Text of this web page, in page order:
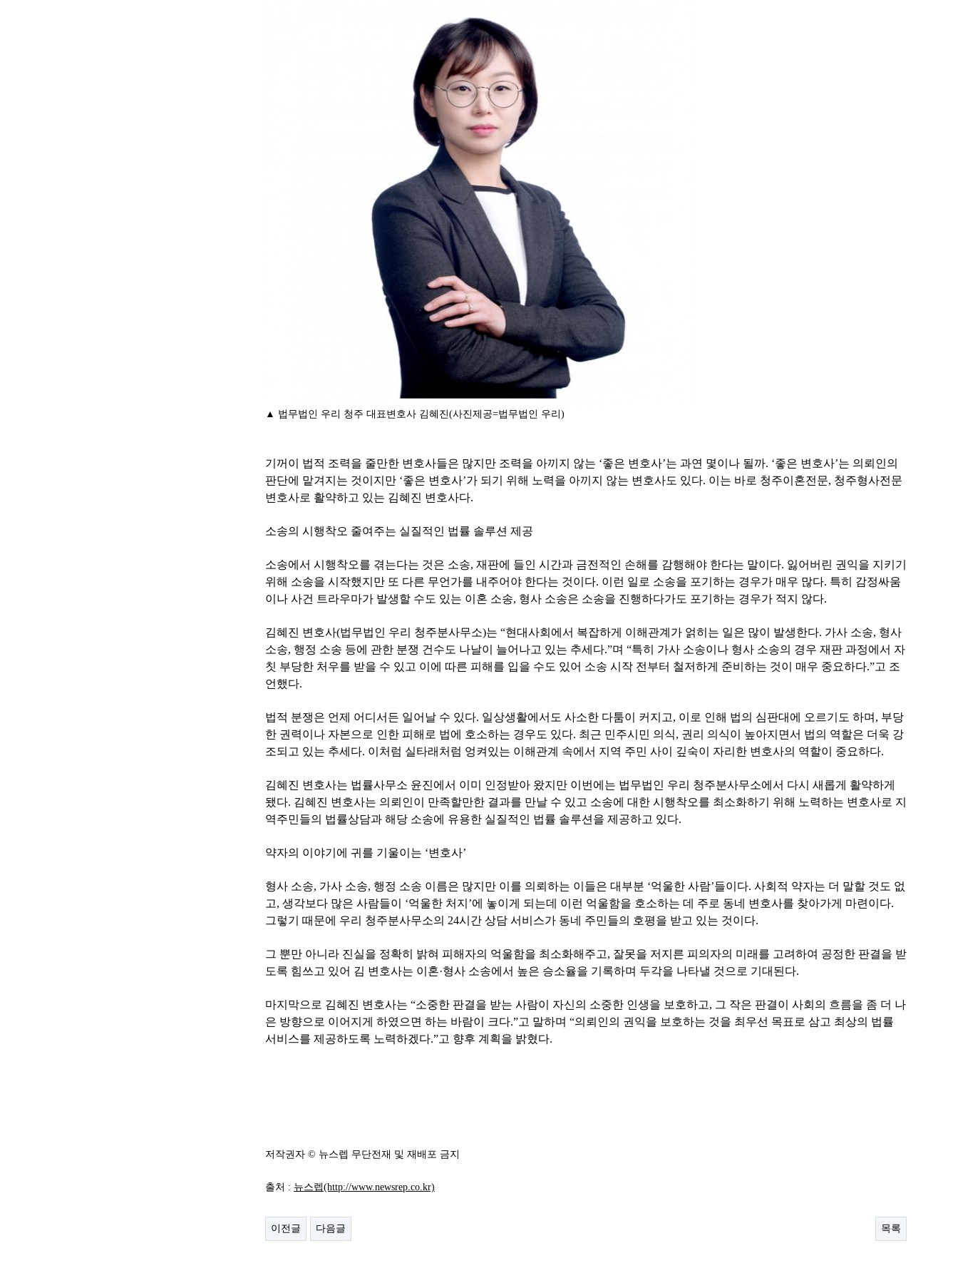
▲ 법무법인 우리 청주 대표변호사 김혜진(사진제공=법무법인 우리)
기꺼이 법적 조력을 줄만한 변호사들은 많지만 조력을 아끼지 않는 ‘좋은 변호사’는 과연 몇이나 될까. ‘좋은 변호사’는 의뢰인의
판단에 맡겨지는 것이지만 ‘좋은 변호사’가 되기 위해 노력을 아끼지 않는 변호사도 있다. 이는 바로 청주이혼전문, 청주형사전문
변호사로 활약하고 있는 김혜진 변호사다.
소송의 시행착오 줄여주는 실질적인 법률 솔루션 제공
소송에서 시행착오를 겪는다는 것은 소송, 재판에 들인 시간과 금전적인 손해를 감행해야 한다는 말이다. 잃어버린 권익을 지키기
위해 소송을 시작했지만 또 다른 무언가를 내주어야 한다는 것이다. 이런 일로 소송을 포기하는 경우가 매우 많다. 특히 감정싸움
이나 사건 트라우마가 발생할 수도 있는 이혼 소송, 형사 소송은 소송을 진행하다가도 포기하는 경우가 적지 않다.
김혜진 변호사(법무법인 우리 청주분사무소)는 “현대사회에서 복잡하게 이해관계가 얽히는 일은 많이 발생한다. 가사 소송, 형사
소송, 행정 소송 등에 관한 분쟁 건수도 나날이 늘어나고 있는 추세다.”며 “특히 가사 소송이나 형사 소송의 경우 재판 과정에서 자
칫 부당한 처우를 받을 수 있고 이에 따른 피해를 입을 수도 있어 소송 시작 전부터 철저하게 준비하는 것이 매우 중요하다.”고 조
언했다.
법적 분쟁은 언제 어디서든 일어날 수 있다. 일상생활에서도 사소한 다툼이 커지고, 이로 인해 법의 심판대에 오르기도 하며, 부당
한 권력이나 자본으로 인한 피해로 법에 호소하는 경우도 있다. 최근 민주시민 의식, 권리 의식이 높아지면서 법의 역할은 더욱 강
조되고 있는 추세다. 이처럼 실타래처럼 엉켜있는 이해관계 속에서 지역 주민 사이 깊숙이 자리한 변호사의 역할이 중요하다.
김혜진 변호사는 법률사무소 윤진에서 이미 인정받아 왔지만 이번에는 법무법인 우리 청주분사무소에서 다시 새롭게 활약하게
됐다. 김혜진 변호사는 의뢰인이 만족할만한 결과를 만날 수 있고 소송에 대한 시행착오를 최소화하기 위해 노력하는 변호사로 지
역주민들의 법률상담과 해당 소송에 유용한 실질적인 법률 솔루션을 제공하고 있다.
약자의 이야기에 귀를 기울이는 ‘변호사’
형사 소송, 가사 소송, 행정 소송 이름은 많지만 이를 의뢰하는 이들은 대부분 ‘억울한 사람’들이다. 사회적 약자는 더 말할 것도 없
고, 생각보다 많은 사람들이 ‘억울한 처지’에 놓이게 되는데 이런 억울함을 호소하는 데 주로 동네 변호사를 찾아가게 마련이다.
그렇기 때문에 우리 청주분사무소의 24시간 상담 서비스가 동네 주민들의 호평을 받고 있는 것이다.
그 뿐만 아니라 진실을 정확히 밝혀 피해자의 억울함을 최소화해주고, 잘못을 저지른 피의자의 미래를 고려하여 공정한 판결을 받
도록 힘쓰고 있어 김 변호사는 이혼·형사 소송에서 높은 승소율을 기록하며 두각을 나타낼 것으로 기대된다.
마지막으로 김혜진 변호사는 “소중한 판결을 받는 사람이 자신의 소중한 인생을 보호하고, 그 작은 판결이 사회의 흐름을 좀 더 나
은 방향으로 이어지게 하였으면 하는 바람이 크다.”고 말하며 “의뢰인의 권익을 보호하는 것을 최우선 목표로 삼고 최상의 법률
서비스를 제공하도록 노력하겠다.”고 향후 계획을 밝혔다.
저작권자 © 뉴스렙 무단전재 및 재배포 금지
출처 : 뉴스렙(http://www.newsrep.co.kr)
이전글 다음글 목록